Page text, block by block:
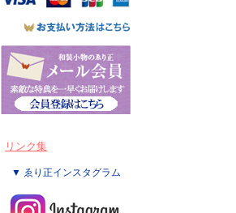
リンク集
▼ ゑり正インスタグラム